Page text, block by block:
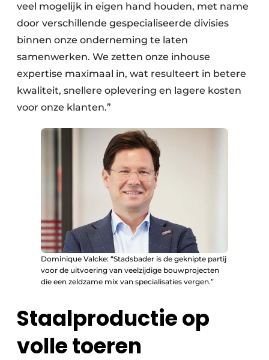
veel mogelijk in eigen hand houden, met name
door verschillende gespecialiseerde divisies
binnen onze onderneming te laten
samenwerken. We zetten onze inhouse
expertise maximaal in, wat resulteert in betere
kwaliteit, snellere oplevering en lagere kosten
voor onze klanten.”
Dominique Valcke: “Stadsbader is de geknipte partij
voor de uitvoering van veelzijdige bouwprojecten
die een zeldzame mix van specialisaties vergen.”
Staalproductie op
volle toeren